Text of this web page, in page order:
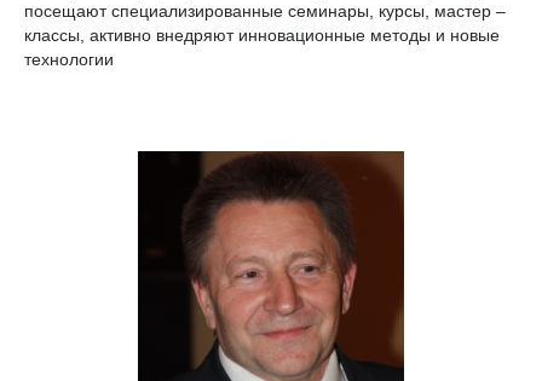
посещают специализированные семинары, курсы, мастер –
классы, активно внедряют инновационные методы и новые
технологии